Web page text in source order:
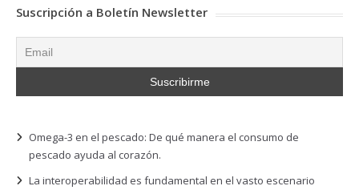
Suscripción a Boletín Newsletter
Omega-3 en el pescado: De qué manera el consumo de
pescado ayuda al corazón.
La interoperabilidad es fundamental en el vasto escenario